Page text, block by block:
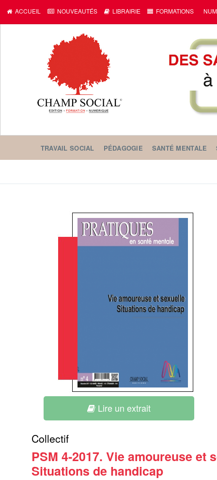
ACCUEIL NOUVEAUTÉS LIBRAIRIE FORMATIONS
TRAVAIL SOCIAL PÉDAGOGIE SANTÉ MENTALE
Lire un extrait
Collectif
PSM 4-2017. Vie amoureuse et
Situations de handicap